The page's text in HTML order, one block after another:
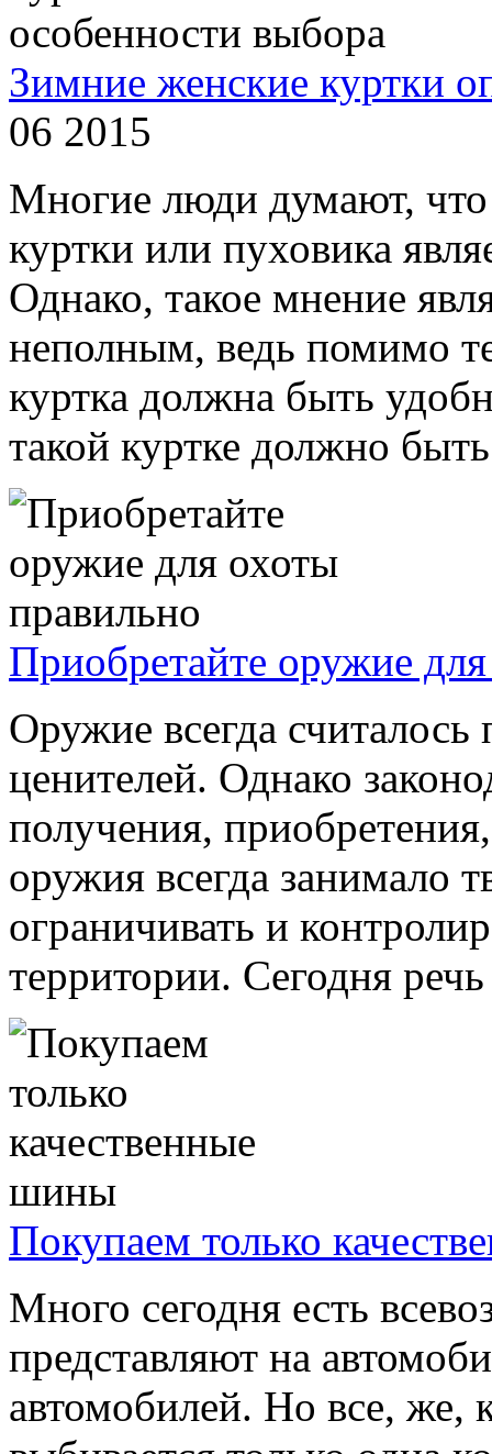
Зимние женские куртки
06 2015
Многие люди думают, что
куртки или пуховика
Однако, такое мнение
неполным, ведь помимо
куртка должна быть
такой куртке должно
Приобретайте оружие
Оружие всегда
ценителей. Однако
получения,
оружия всегда занимало
ограничивать и
территории. Сегодня
Покупаем только
Много сегодня есть
представляют на
автомобилей. Но все, же,